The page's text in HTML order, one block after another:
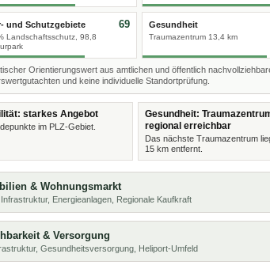
und Schutzgebiete
Landschaftsschutz, 98,8
69 Gesundheit
Traumazentrum 13,4 km
Orientierungswert aus amtlichen und öffentlich
und keine individuelle Standortprüfung.
starkes Angebot
im PLZ-Gebiet.
Gesundheit:
regional erreichbar
Das nächste Traumazentrum
15 km entfernt.
& Wohnungsmarkt
Infrastruktur, Energieanlagen, Regionale Kaufkraft
& Versorgung
Gesundheitsversorgung, Heliport-Umfeld